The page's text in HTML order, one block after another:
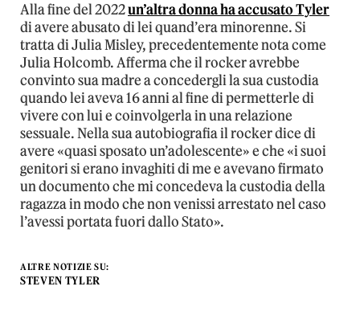
Alla fine del 2022un’altra donna ha accusato Tyler
di avere abusato di lei quand’era minorenne. Si
tratta di Julia Misley, precedentemente nota come
Julia Holcomb. Afferma che il rocker avrebbe
convinto sua madre a concedergli la sua custodia
quando lei aveva 16 anni al fine di permetterle di
vivere con lui e coinvolgerla in una relazione
sessuale. Nella sua autobiografia il rocker dice di
avere «quasi sposato un’adolescente» e che «i suoi
genitori si erano invaghiti di me e avevano firmato
un documento che mi concedeva la custodia della
ragazza in modo che non venissi arrestato nel caso
l’avessi portata fuori dallo Stato».
ALTRE NOTIZIE SU:
STEVEN TYLER